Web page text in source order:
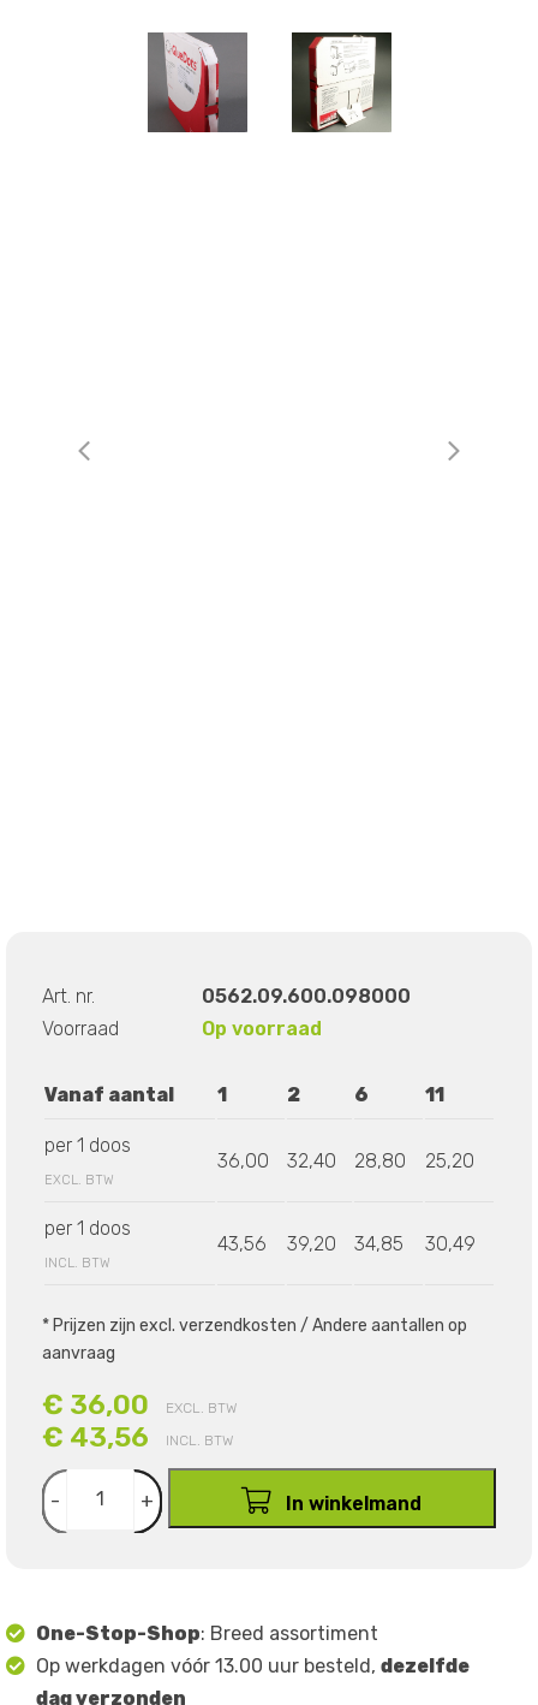
Art. nr.
0562.09.600.098000
Voorraad
Op voorraad
Vanaf aantal 1 2 6 11
per 1 doos
EXCL. BTW
36,00 32,40 28,80 25,20
per 1 doos
INCL. BTW
43,56 39,20 34,85 30,49
* Prijzen zijn excl. verzendkosten / Andere aantallen op
aanvraag
€ 36,00 EXCL. BTW
€ 43,56 INCL. BTW
- + In winkelmand
One-Stop-Shop: Breed assortiment
Op werkdagen vóór 13.00 uur besteld, dezelfde
dag verzonden